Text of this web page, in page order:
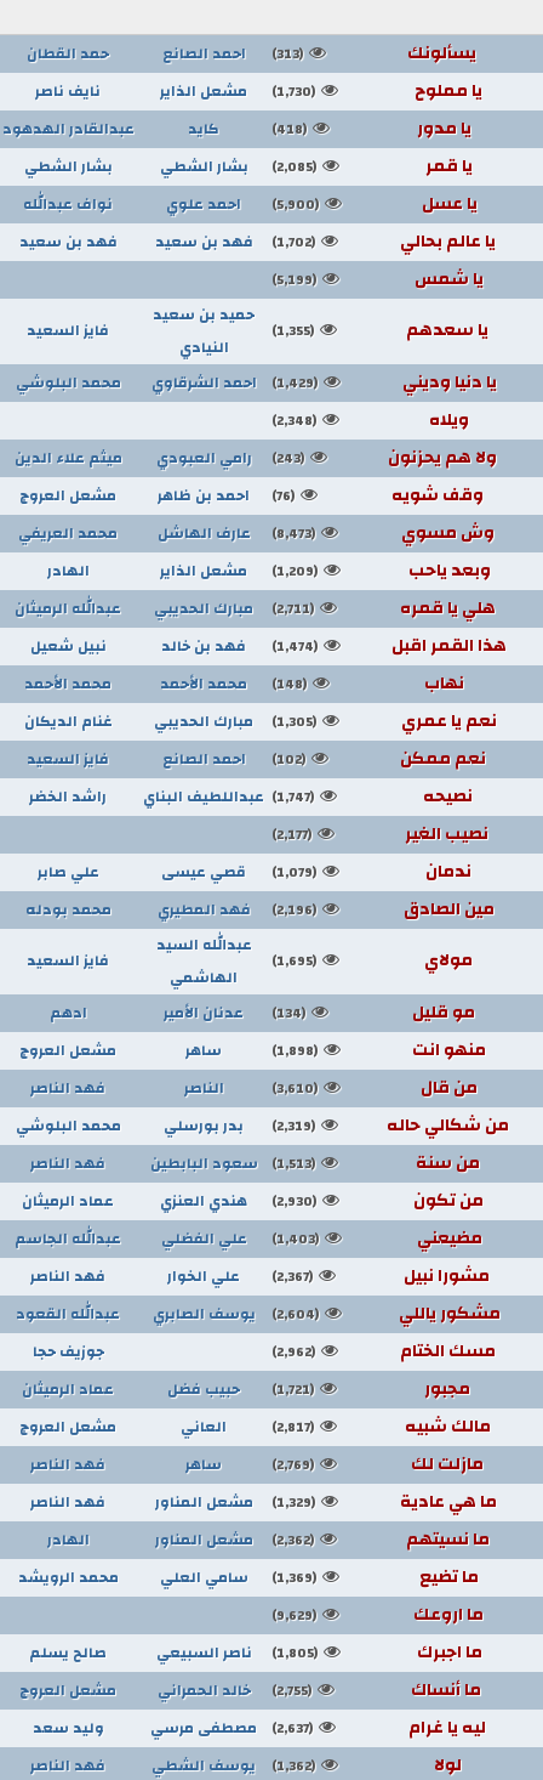
يسألونك (313) احمد الصانع حمد القطان
يا مملوح (1,730) مشعل الذاير نايف ناصر
يا مدور (418) كايد عبدالقادر الهدهود
يا قمر (2,085) بشار الشطي بشار الشطي
يا عسل (5,900) احمد علوي نواف عبدالله
يا عالم بحالي (1,702) فهد بن سعيد فهد بن سعيد
يا شمس (5,199)
يا سعدهم (1,355)
حميد بن سعيد
النيادي
فايز السعيد
يا دنيا وديني (1,429) احمد الشرقاوي محمد البلوشي
ويلاه (2,348)
ولا هم يحزنون (243) رامي العبودي ميثم علاء الدين
وقف شويه (76) احمد بن ظاهر مشعل العروج
وش مسوي (8,473) عارف الهاشل محمد العريفي
وبعد ياحب (1,209) مشعل الذاير الهادر
هلي يا قمره (2,711) مبارك الحديبي عبدالله الرميثان
هذا القمر اقبل (1,474) فهد بن خالد نبيل شعيل
نهاب (148) محمد الأحمد محمد الأحمد
نعم يا عمري (1,305) مبارك الحديبي غنام الديكان
نعم ممكن (102) احمد الصانع فايز السعيد
نصيحه (1,747) عبداللطيف البناي راشد الخضر
نصيب الغير (2,177)
ندمان (1,079) قصي عيسى علي صابر
مين الصادق (2,196) فهد المطيري محمد بودله
مولاي (1,695)
عبدالله السيد
الهاشمي
فايز السعيد
مو قليل (134) عدنان الأمير ادهم
منهو انت (1,898) ساهر مشعل العروج
من قال (3,610) الناصر فهد الناصر
من شكالي حاله (2,319) بدر بورسلي محمد البلوشي
من سنة (1,513) سعود البابطين فهد الناصر
من تكون (2,930) هندي العنزي عماد الرميثان
مضيعني (1,403) علي الفضلي عبدالله الجاسم
مشورا نبيل (2,367) علي الخوار فهد الناصر
مشكور ياللي (2,604) يوسف الصابري عبدالله القعود
مسك الختام (2,962) جوزيف حجا
مجبور (1,721) حبيب فضل عماد الرميثان
مالك شبيه (2,817) العاني مشعل العروج
مازلت لك (2,769) ساهر فهد الناصر
ما هي عادية (1,329) مشعل المناور فهد الناصر
ما نسيتهم (2,362) مشعل المناور الهادر
ما تضيع (1,369) سامي العلي محمد الرويشد
ما اروعك (9,629)
ما اجبرك (1,805) ناصر السبيعي صالح يسلم
ما أنساك (2,755) خالد الحمراني مشعل العروج
ليه يا غرام (2,637) مصطفى مرسي وليد سعد
لولا (1,362) يوسف الشطي فهد الناصر